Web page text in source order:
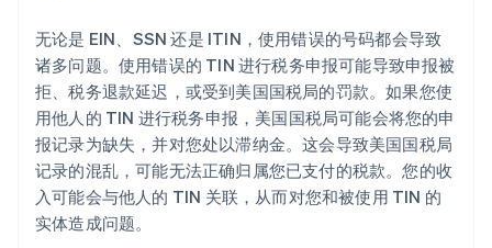
无论是 EIN、SSN 还是 ITIN，使用错误的号码都会导致
诸多问题。使用错误的 TIN 进行税务申报可能导致申报被
拒、税务退款延迟，或受到美国国税局的罚款。如果您使
用他人的 TIN 进行税务申报，美国国税局可能会将您的申
报记录为缺失，并对您处以滞纳金。这会导致美国国税局
记录的混乱，可能无法正确归属您已支付的税款。您的收
入可能会与他人的 TIN 关联，从而对您和被使用 TIN 的
实体造成问题。